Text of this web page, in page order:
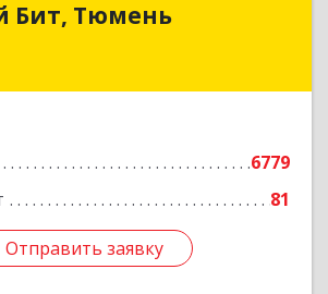
Бит, Тюмень
6779
81
Отправить заявку
обл, Тюмень г, Республики
Отправить заявку